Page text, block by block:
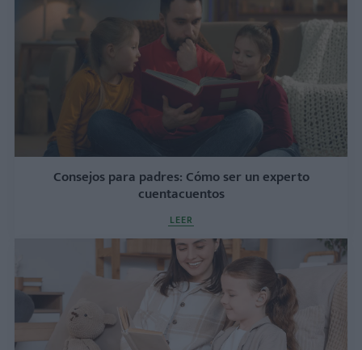
Consejos para padres: Cómo ser un experto
cuentacuentos
LEER